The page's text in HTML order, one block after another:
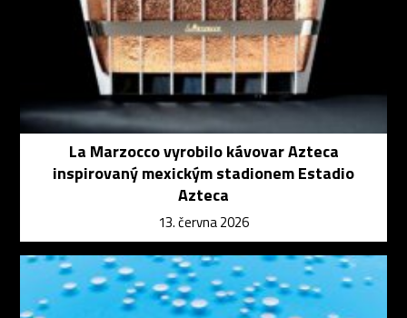
La Marzocco vyrobilo kávovar Azteca
inspirovaný mexickým stadionem Estadio
Azteca
13. června 2026